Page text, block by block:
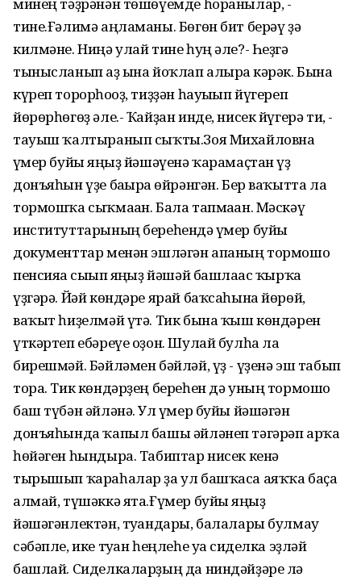
тине.Ғәлимә аңламаны. Бөгөн бит берәү ҙә
килмәне. Ниңә улай тине һуң әле?- Һеҙгә
тынысланып аҙ ғына йоҡлап алырға кәрәк. Бына
күреп торорһоғоҙ, тиҙҙән һауығып йүгереп
йөрөрһөгөҙ әле.- Ҡайҙан инде, нисек йүгерә ти, -
тауыш ҡалтыранып сыҡты.Зоя Михайловна
ғүмер буйы яңғыҙ йәшәүенә ҡарамаҫтан үҙ
донъяһын үҙе бағырға өйрәнгән. Бер ваҡытта ла
тормошҡа сыҡмаған. Бала тапмаған. Мәскәү
институттарының береһендә ғүмер буйы
документтар менән эшләгән апаның тормошо
пенсияға сығып яңғыҙ йәшәй башлағас ҡырҡа
үҙгәрә. Йәй көндәре ярай баҡсаһына йөрөй,
ваҡыт һиҙелмәй үтә. Тик бына ҡыш көндәрен
үткәртеп ебәреүе оҙон. Шулай булһа ла
бирешмәй. Бәйләмен бәйләй, үҙ - үҙенә эш табып
тора. Тик көндәрҙең береһен дә уның тормошо
баш түбән әйләнә. Ул ғүмер буйы йәшәгән
донъяһында ҡапыл башы әйләнеп тәгәрәп арҡа
һөйәген һындыра. Табиптар нисек кенә
тырышып ҡараһалар ҙа ул башҡаса аяҡҡа баҫа
алмай, түшәккә ята.Ғүмер буйы яңғыҙ
йәшәгәнлектән, туғандары, балалары булмау
сәбәпле, ике туған һеңлеһе уға сиделка эҙләй
башлай. Сиделкаларҙың да ниндәйҙәре лә